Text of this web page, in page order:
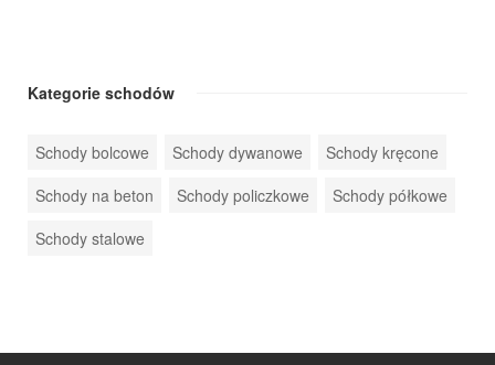
Kategorie schodów
Schody bolcowe Schody dywanowe
Schody kręcone
Schody na beton
Schody policzkowe
Schody półkowe
Schody stalowe